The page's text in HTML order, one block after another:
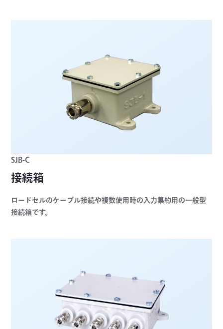
SJB-C
接続箱
ロードセルのケーブル接続や複数使用時の入力集約用の一般型
接続箱です。